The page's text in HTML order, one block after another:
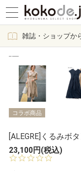
雑誌・ショップか
コラボ商品
[ALEGRE]くるみボ
23,100円(税込)
0.